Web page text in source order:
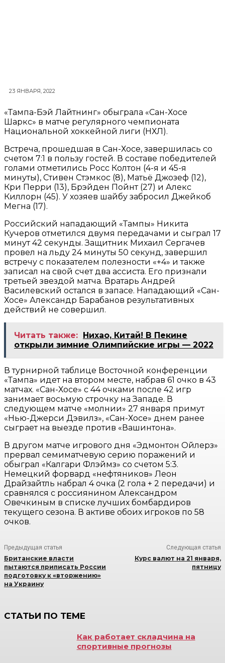
23 ЯНВАРЯ, 2022
«Тампа-Бэй Лайтнинг» обыграла «Сан-Хосе
Шаркс» в матче регулярного чемпионата
Национальной хоккейной лиги (НХЛ).
Встреча, прошедшая в Сан-Хосе, завершилась со
счетом 7:1 в пользу гостей. В составе победителей
голами отметились Росс Колтон (4-я и 45-я
минуты), Стивен Стэмкос (8), Матьё Джозеф (12),
Кри Перри (13), Брэйден Пойнт (27) и Алекс
Киллорн (45). У хозяев шайбу забросил Джейкоб
Мегна (17).
Российский нападающий «Тампы» Никита
Кучеров отметился двумя передачами и сыграл 17
минут 42 секунды. Защитник Михаил Сергачев
провел на льду 24 минуты 50 секунд, завершил
встречу с показателем полезности «+4» и также
записал на свой счет два ассиста. Его признали
третьей звездой матча. Вратарь Андрей
Василевский остался в запасе. Нападающий «Сан-
Хосе» Александр Барабанов результативных
действий не совершил.
Читать также: Нихао, Китай! В Пекине
открыли зимние Олимпийские игры — 2022
В турнирной таблице Восточной конференции
«Тампа» идет на втором месте, набрав 61 очко в 43
матчах. «Сан-Хосе» с 44 очками после 42 игр
занимает восьмую строчку на Западе. В
следующем матче «молнии» 27 января примут
«Нью-Джерси Дэвилз», «Сан-Хосе» днем ранее
сыграет на выезде против «Вашинтона».
В другом матче игрового дня «Эдмонтон Ойлерз»
прервал семиматчевую серию поражений и
обыграл «Калгари Флэймз» со счетом 5:3.
Немецкий форвард «нефтяников» Леон
Драйзайтль набрал 4 очка (2 гола + 2 передачи) и
сравнялся с россиянином Александром
Овечкиным в списке лучших бомбардиров
текущего сезона. В активе обоих игроков по 58
очков.
Предыдущая статья
Британские власти
пытаются приписать России
подготовку к «вторжению»
на Украину
Следующая статья
Курс валют на 21 января,
пятницу
СТАТЬИ ПО ТЕМЕ
Как работает складчина на
спортивные прогнозы